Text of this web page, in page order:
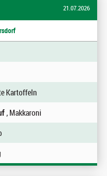
21.07.2026
Kartoffeln
, Makkaroni